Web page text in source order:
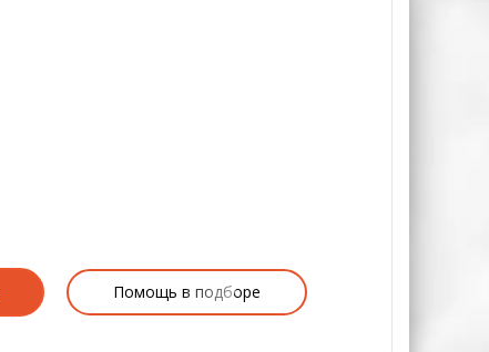
Помощь в подборе